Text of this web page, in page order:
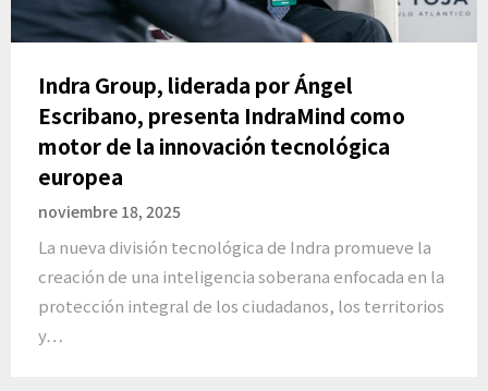
Indra Group, liderada por Ángel
Escribano, presenta IndraMind como
motor de la innovación tecnológica
europea
noviembre 18, 2025
La nueva división tecnológica de Indra promueve la
creación de una inteligencia soberana enfocada en la
protección integral de los ciudadanos, los territorios
y…